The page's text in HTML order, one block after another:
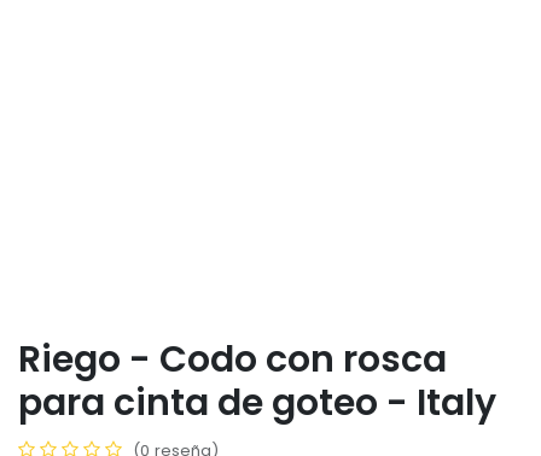
Riego - Codo con rosca
para cinta de goteo - Italy
(0 reseña)